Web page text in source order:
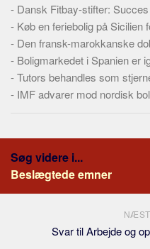
- Dansk Fitbay-stifter:
- Køb en feriebolig på Sicilien
- Den fransk-marokkanske
- Boligmarkedet i Spanien er
-Tutors behandles som
- IMF advarer mod nordisk
Søg videre i...
Beslægtede emner
Svar til Arbejde og